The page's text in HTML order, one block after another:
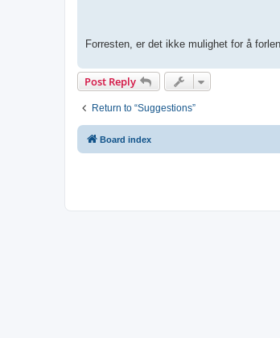
Forresten, er det ikke mulighet for å
Post Reply
Return to “Suggestions”
Board index